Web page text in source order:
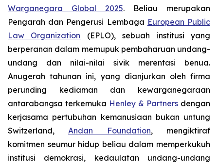
Warganegara Global 2025. Beliau merupakan
Pengarah dan Pengerusi Lembaga European Public
Law Organization (EPLO), sebuah institusi yang
berperanan dalam memupuk pembaharuan undang-
undang dan nilai-nilai sivik merentasi benua.
Anugerah tahunan ini, yang dianjurkan oleh firma
perunding kediaman dan kewarganegaraan
antarabangsa terkemuka Henley & Partners dengan
kerjasama pertubuhan kemanusiaan bukan untung
Switzerland,Andan Foundation, mengiktiraf
komitmen seumur hidup beliau dalam memperkukuh
institusi demokrasi, kedaulatan undang-undang